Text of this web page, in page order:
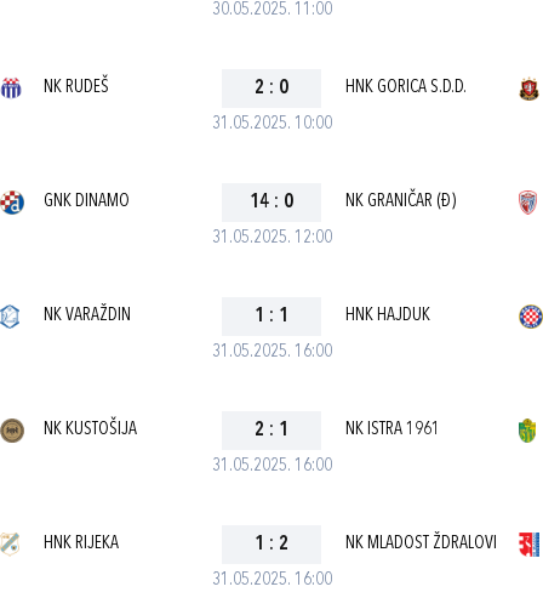
30.05.2025. 11:00
31.05.2025. 10:00
NK RUDEŠ 2 : 0 HNK GORICA S.D.D.
31.05.2025. 12:00
GNK DINAMO 14 : 0 NK GRANIČAR (Đ)
31.05.2025. 16:00
NK VARAŽDIN 1 : 1 HNK HAJDUK
31.05.2025. 16:00
NK KUSTOŠIJA 2 : 1 NK ISTRA 1961
31.05.2025. 16:00
HNK RIJEKA 1 : 2 NK MLADOST ŽDRALOVI